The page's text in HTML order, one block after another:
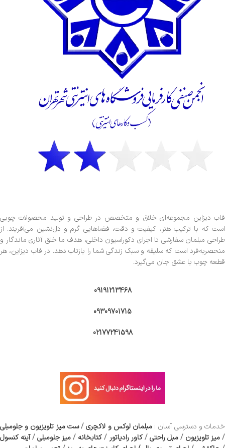
فاب دیزاین مجموعه‌ای خلاق و متخصص در طراحی و تولید محصولات چوبی
است که با ترکیب هنر، کیفیت و دقت، فضاهایی گرم و دل‌نشین می‌آفریند. از
طراحی مبلمان سفارشی تا اجرای دکوراسیون داخلی، هدف ما خلق آثاری ماندگار و
منحصربه‌فرد است که سلیقه و سبک زندگی شما را بازتاب دهد. در فاب دیزاین، هر
قطعه چوب با عشق جان می‌گیرد.
09191213468
09309701715
02177241598
خدمات و دسترسی آسان :مبلمان لوکس و لاکچری /ست میز تلویزیون و جلومبلی
/میز تلویزیون /مبل راحتی/کاور رادیاتور /کتابخانه /میز جلومبلی/آینه کنسول